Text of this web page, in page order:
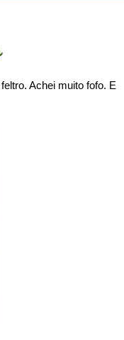
Achei muito fofo. E